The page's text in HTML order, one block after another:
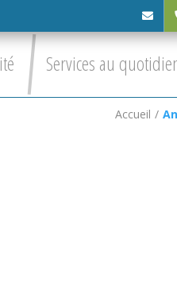
Services au
Accueil /